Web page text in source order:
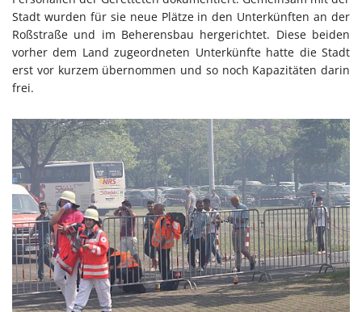
Stadt wurden für sie neue Plätze in den Unterkünften an der
Roßstraße und im Beherensbau hergerichtet. Diese beiden
vorher dem Land zugeordneten Unterkünfte hatte die Stadt
erst vor kurzem übernommen und so noch Kapazitäten darin
frei.